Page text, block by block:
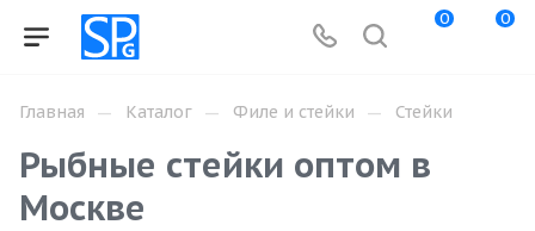
0 0
Главная — Каталог — Филе и стейки — Стейки
Рыбные стейки оптом в
Москве